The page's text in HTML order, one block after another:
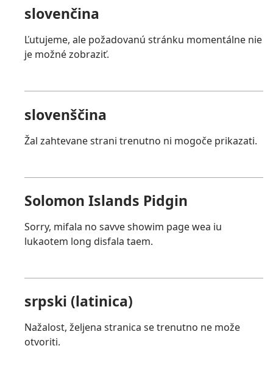
slovenčina
Ľutujeme, ale požadovanú stránku momentálne nie
je možné zobraziť.
slovenščina
Žal zahtevane strani trenutno ni mogoče prikazati.
Solomon Islands Pidgin
Sorry, mifala no savve showim page wea iu
lukaotem long disfala taem.
srpski (latinica)
Nažalost, željena stranica se trenutno ne može
otvoriti.